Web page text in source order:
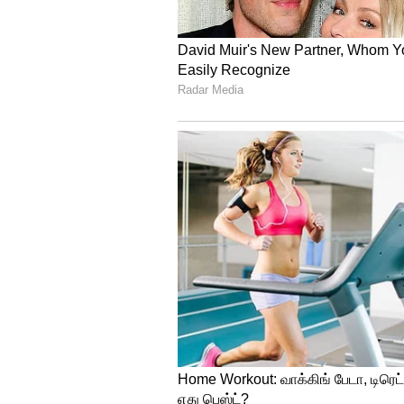
4
7
Image Credit :Getty
சின்ன வெங்காயம்